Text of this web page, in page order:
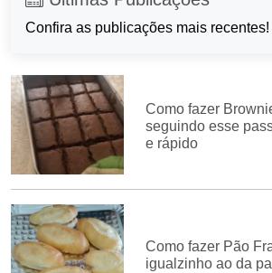
Confira as publicações mais recentes!
Como fazer
seguindo esse
e rápido
Como fazer Pão
igualzinho ao da